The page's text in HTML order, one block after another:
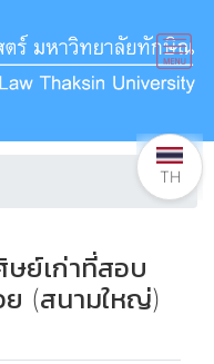
ย์เก่าที่สอบ
ย (สนามใหญ่)
TH